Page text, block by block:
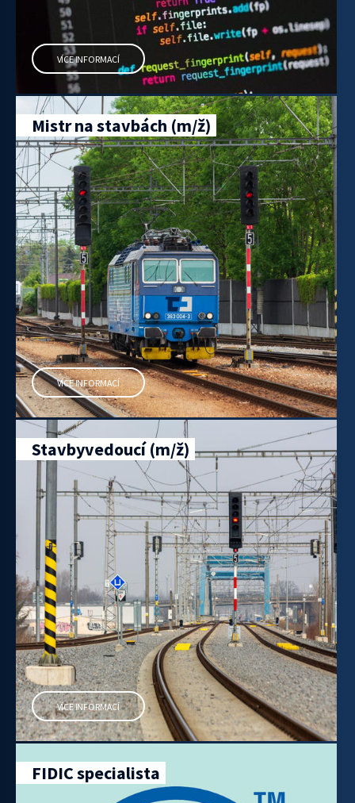
VÍCE INFORMACÍ
Mistr na stavbách (m/ž)
VÍCE INFORMACÍ
Stavbyvedoucí (m/ž)
VÍCE INFORMACÍ
FIDIC specialista